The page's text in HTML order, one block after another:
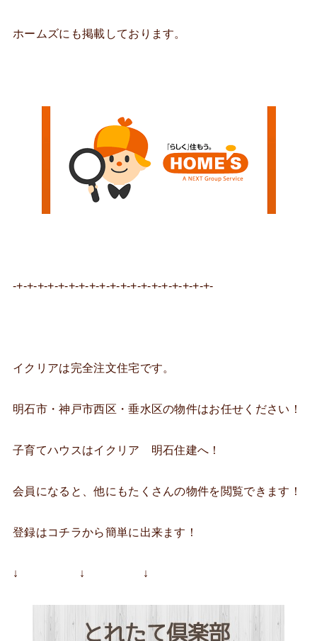
ホームズにも掲載しております。
-+-+-+-+-+-+-+-+-+-+-+-+-+-+-+-+-+-+-+-
イクリアは完全注文住宅です。
明石市・神戸市西区・垂水区の物件はお任せください！
子育てハウスはイクリア 明石住建へ！
会員になると、他にもたくさんの物件を閲覧できます！
登録はコチラから簡単に出来ます！
↓ ↓ ↓